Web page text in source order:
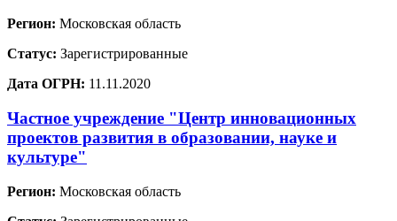
Регион: Московская область
Статус: Зарегистрированные
Дата ОГРН: 11.11.2020
Частное учреждение "Центр инновационных
проектов развития в образовании, науке и
культуре"
Регион: Московская область